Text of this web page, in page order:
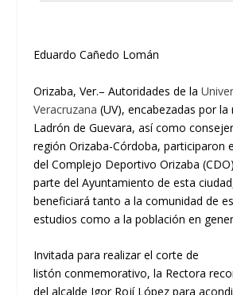
Eduardo Cañedo Lomán
Orizaba,Ver.– Autoridades de la
Veracruzana (UV), encabezadas por la
Ladrón de Guevara, así como
región Orizaba-Córdoba, participaron
del Complejo Deportivo Orizaba
parte del Ayuntamiento de esta
beneficiará tanto a la comunidad de
estudios como a la población en
Invitada para realizar el corte de
listónconmemorativo, la Rectora
del alcalde Igor RojíLópezpara